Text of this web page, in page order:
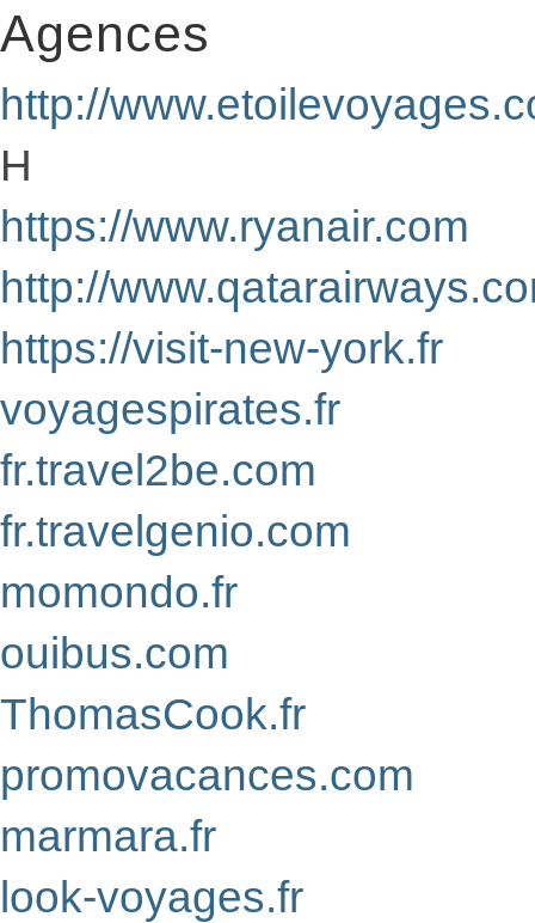
Agences
http://
H
https://www.ryanair.com
http://
https://visit-new-york.fr
voyagespirates.fr
fr.travel2be.com
fr.travelgenio.com
momondo.fr
ouibus.com
ThomasCook.fr
promovacances.com
marmara.fr
look-voyages.fr